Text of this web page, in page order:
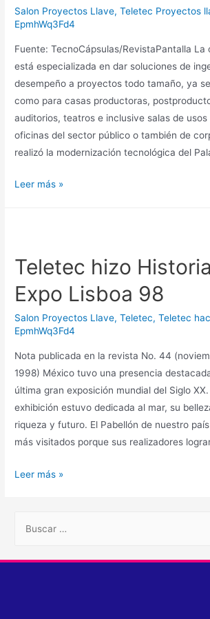
Salon Proyectos Llave,Teletec Proyectos
EpmhWq3Fd4
Fuente: TecnoCápsulas/RevistaPantalla La
está especializada en dar soluciones de
desempeño a proyectos todo tamaño, ya
como para casas productoras,
auditorios, teatros e inclusive salas de usos
oficinas del sector público o también de
realizó la modernización tecnológica del
Leer más »
Teletec hizo
Expo Lisboa 98
Salon Proyectos Llave,Teletec,Teletec
EpmhWq3Fd4
Nota publicada en la revista No. 44
1998) México tuvo una presencia
última gran exposición mundial del Siglo
exhibición estuvo dedicada al mar, su
riqueza y futuro. El Pabellón de nuestro
más visitados porque sus realizadores
Leer más »